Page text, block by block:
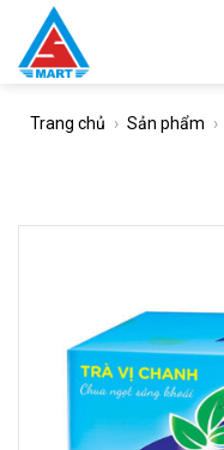
content
Trang chủ › Sản phẩm ›